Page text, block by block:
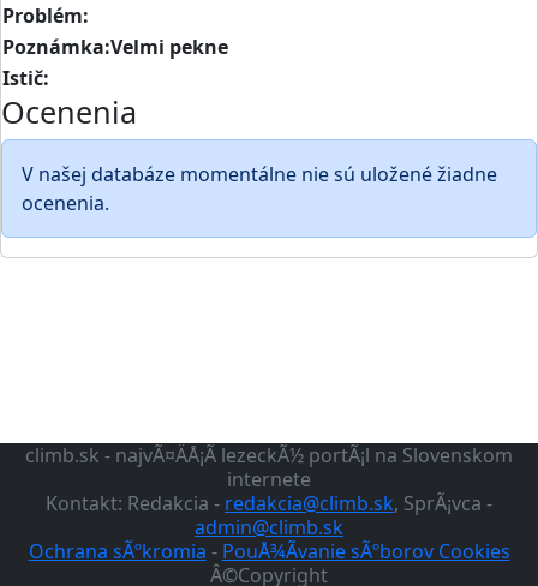
Problém:
Poznámka:Velmi pekne
Istič:
Ocenenia
V našej databáze momentálne nie sú uložené žiadne
ocenenia.
climb.sk - najvÃ¤ÄÅ¡Ã­ lezeckÃ½ portÃ¡l na Slovenskom
internete
Kontakt: Redakcia - redakcia@climb.sk, SprÃ¡vca -
admin@climb.sk
Ochrana sÃºkromia - PouÅ¾Ã­vanie sÃºborov Cookies
Â©Copyright